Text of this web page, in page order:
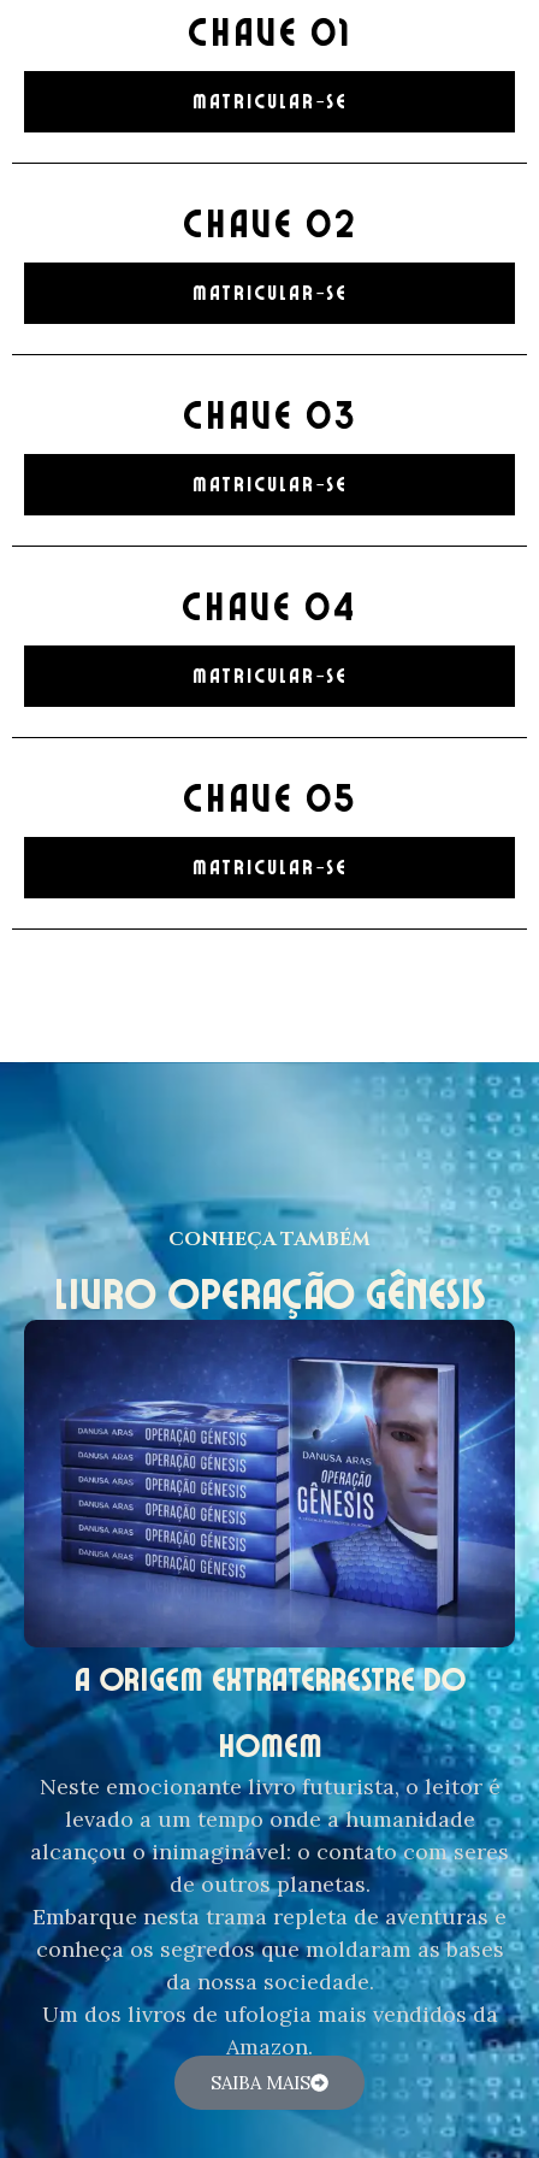
CHAVE 01
MATRICULAR-SE
CHAVE 02
MATRICULAR-SE
CHAVE 03
MATRICULAR-SE
CHAVE 04
MATRICULAR-SE
CHAVE 05
MATRICULAR-SE
CONHEÇA TAMBÉM
LIVRO OPERAÇÃO GÊNESIS
A ORIGEM EXTRATERRESTRE DO
HOMEM
Neste emocionante livro futurista, o leitor é
levado a um tempo onde a humanidade
alcançou o inimaginável: o contato com seres
de outros planetas.
Embarque nesta trama repleta de aventuras e
conheça os segredos que moldaram as bases
da nossa sociedade.
Um dos livros de ufologia mais vendidos da
Amazon.
SAIBA MAIS